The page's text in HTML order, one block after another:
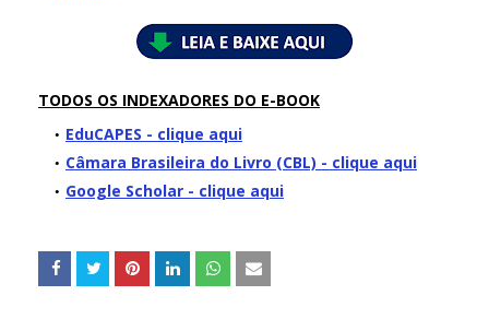
TODOS OS INDEXADORES DO E-BOOK
EduCAPES - clique aqui
Câmara Brasileira do Livro (CBL) - clique aqui
Google Scholar - clique aqui